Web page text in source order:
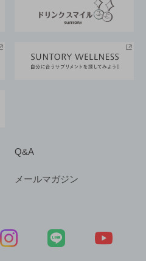
Q&A
メールマガジン